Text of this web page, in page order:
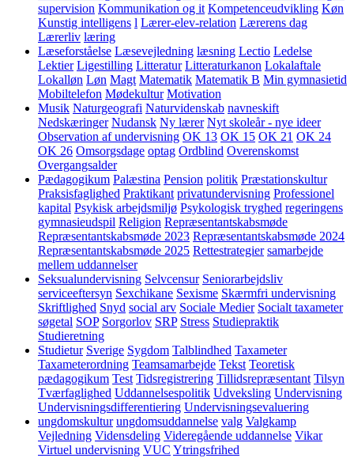
supervision Kommunikation og it Kompetenceudvikling Køn
Kunstig intelligens l Lærer-elev-relation Lærerens dag
Lærerliv læring
Læseforståelse Læsevejledning læsning Lectio Ledelse
Lektier Ligestilling Litteratur Litteraturkanon Lokalaftale
Lokalløn Løn Magt Matematik Matematik B Min gymnasietid
Mobiltelefon Mødekultur Motivation
Musik Naturgeografi Naturvidenskab navneskift
Nedskæringer Nudansk Ny lærer Nyt skoleår - nye ideer
Observation af undervisning OK 13 OK 15 OK 21 OK 24
OK 26 Omsorgsdage optag Ordblind Overenskomst
Overgangsalder
Pædagogikum Palæstina Pension politik Præstationskultur
Praksisfaglighed Praktikant privatundervisning Professionel
kapital Psykisk arbejdsmiljø Psykologisk tryghed regeringens
gymnasieudspil Religion Repræsentantskabsmøde
Repræsentantskabsmøde 2023 Repræsentantskabsmøde 2024
Repræsentantskabsmøde 2025 Rettestrategier samarbejde
mellem uddannelser
Seksualundervisning Selvcensur Seniorarbejdsliv
serviceeftersyn Sexchikane Sexisme Skærmfri undervisning
Skriftlighed Snyd social arv Sociale Medier Socialt taxameter
søgetal SOP Sorgorlov SRP Stress Studiepraktik
Studieretning
Studietur Sverige Sygdom Talblindhed Taxameter
Taxameterordning Teamsamarbejde Tekst Teoretisk
pædagogikum Test Tidsregistrering Tillidsrepræsentant Tilsyn
Tværfaglighed Uddannelsespolitik Udveksling Undervisning
Undervisningsdifferentiering Undervisningsevaluering
ungdomskultur ungdomsuddannelse valg Valgkamp
Vejledning Vidensdeling Videregående uddannelse Vikar
Virtuel undervisning VUC Ytringsfrihed